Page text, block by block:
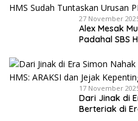
27 November
Alex Mesak
Padahal SBS
17 November
Dari Jinak di
Berteriak di